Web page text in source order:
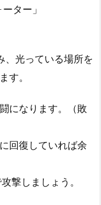
ター」
、光っている場所を
す。
になります。（敗
回復していれば余
撃しましょう。